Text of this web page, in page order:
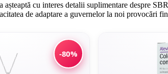
așteaptă cu interes detalii suplimentare despre
de adaptare a guvernelor la noi provocări
-80%